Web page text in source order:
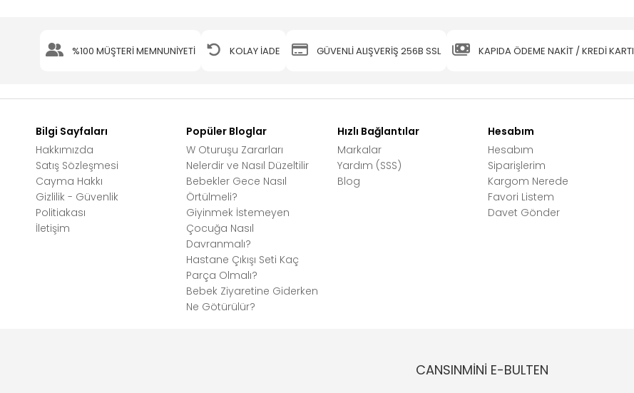
%100 MÜŞTERİ MEMNUNİYETİ KOLAY İADE GÜVENLİ ALIŞVERİŞ 256B SSL KAPIDA ÖDEME NAKİT / KREDİ KARTI
Bilgi Sayfaları
Hakkımızda
Satış Sözleşmesi
Cayma Hakkı
Gizlilik - Güvenlik
Politiakası
İletişim
Popüler Bloglar
W Oturuşu Zararları
Nelerdir ve Nasıl Düzeltilir
Bebekler Gece Nasıl
Örtülmeli?
Giyinmek İstemeyen
Çocuğa Nasıl
Davranmalı?
Hastane Çıkışı Seti Kaç
Parça Olmalı?
Bebek Ziyaretine Giderken
Ne Götürülür?
Hızlı Bağlantılar
Markalar
Yardım (SSS)
Blog
Hesabım
Hesabım
Siparişlerim
Kargom Nerede
Favori Listem
Davet Gönder
CANSINMİNİ E-BULTEN